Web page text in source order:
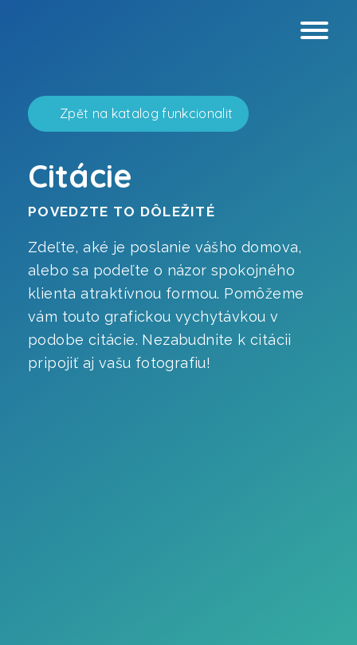
Webové stránky
Virtuálnej prehliadky
Grafický dizajn
Analýza prístupnosti
Zpět na katalog funkcionalit
Citácie
POVEDZTE TO DÔLEŽITÉ
Zdeľte, aké je poslanie vášho domova,
alebo sa podeľte o názor spokojného
klienta atraktívnou formou. Pomôžeme
vám touto grafickou vychytávkou v
podobe citácie. Nezabudnite k citácii
pripojiť aj vašu fotografiu!